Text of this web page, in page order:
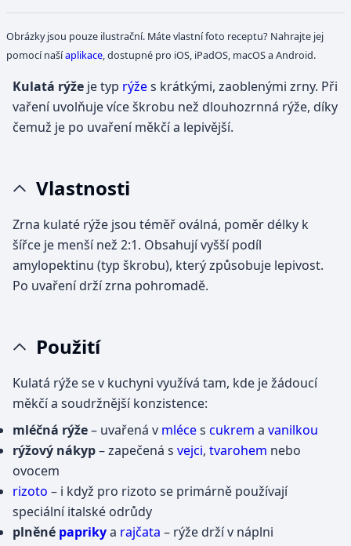
Obrázky jsou pouze ilustrační. Máte vlastní foto receptu? Nahrajte jej
pomocí našíaplikace , dostupné pro iOS, iPadOS, macOS a Android.
Kulatá rýže je typ rýžes krátkými, zaoblenými zrny. Při
vaření uvolňuje více škrobu než dlouhozrnná rýže, díky
čemuž je po uvaření měkčí a lepivější.
Vlastnosti
Zrna kulaté rýže jsou téměř oválná, poměr délky k
šířce je menší než 2:1. Obsahují vyšší podíl
amylopektinu (typ škrobu), který způsobuje lepivost.
Po uvaření drží zrna pohromadě.
Použití
Kulatá rýže se v kuchyni využívá tam, kde je žádoucí
měkčí a soudržnější konzistence:
mléčná rýže– uvařená v mléces cukrem a vanilkou
rýžový nákyp– zapečená s vejci, tvarohem nebo
ovocem
rizoto – i když pro rizoto se primárně používají
speciální italské odrůdy
plněné paprikya rajčata – rýže drží v náplni